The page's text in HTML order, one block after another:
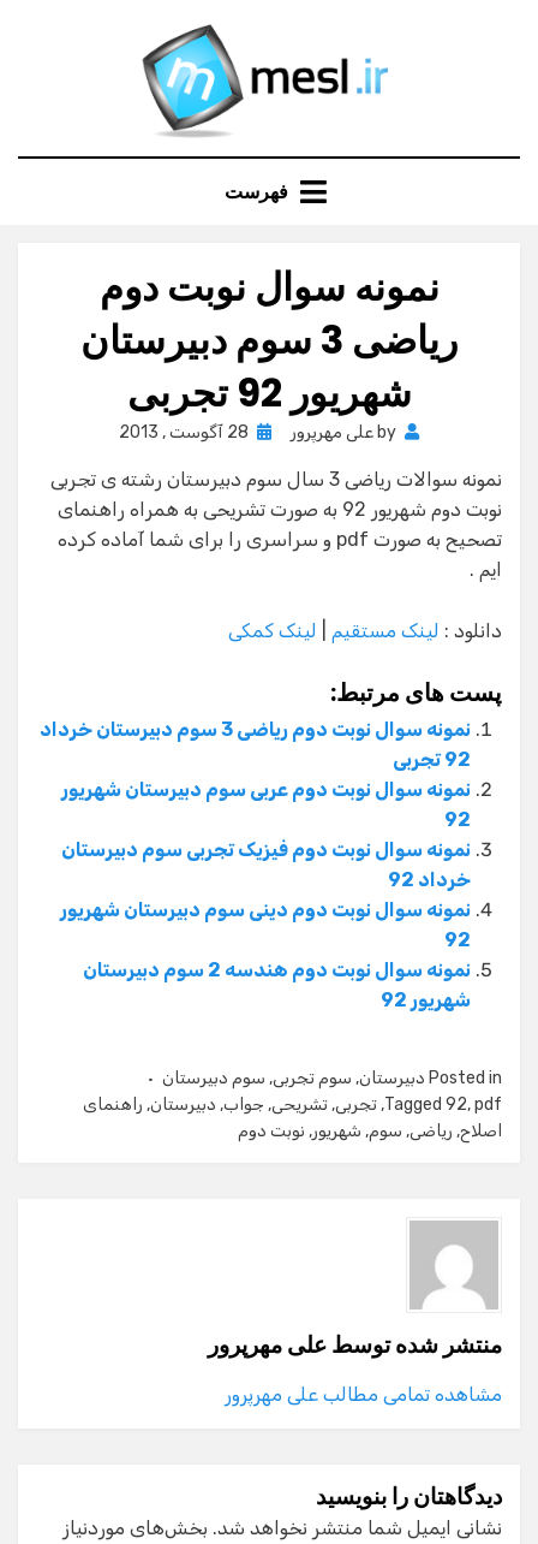
فهرست
نمونه سوال نوبت دوم
ریاضی 3 سوم دبیرستان
شهریور 92 تجربی
by علی مهرپرور
Posted
28 آگوست , 2013
نمونه سوالات ریاضی 3 سال سوم دبیرستان رشته ی تجربی
نوبت دوم شهریور 92 به صورت تشریحی به همراه راهنمای
تصحیح به صورت pdf و سراسری را برای شما آماده کرده
ایم .
دانلود : لینک مستقیم لینک کمکی
پست های مرتبط:
نمونه سوال نوبت دوم ریاضی 3 سوم دبیرستان خرداد
92 تجربی
نمونه سوال نوبت دوم عربی سوم دبیرستان شهریور
92
نمونه سوال نوبت دوم فیزیک تجربی سوم دبیرستان
خرداد 92
نمونه سوال نوبت دوم دینی سوم دبیرستان شهریور
92
نمونه سوال نوبت دوم هندسه 2 سوم دبیرستان
شهریور 92
Posted in دبیرستان, سوم تجربی, سوم دبیرستان
Tagged 92,pdf
, تجربی, تشریحی, جواب, دبیرستان, راهنمای
اصلاح, ریاضی, سوم, شهریور, نوبت دوم
منتشر شده توسطعلی مهرپرور
مشاهده تمامی مطالب علی مهرپرور
دیدگاهتان را بنویسید
نشانی ایمیل شما منتشر نخواهد شد. بخش‌های موردنیاز